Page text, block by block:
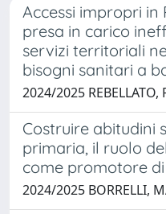
Accessi impropri
presa in carico
servizi territoriali
bisogni sanitari a
2024/2025 REBELLATO,
Costruire abitudini
primaria, il ruolo
come promotore
2024/2025 BORRELLI,